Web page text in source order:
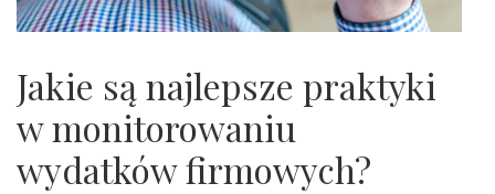
Jakie są najlepsze praktyki
w monitorowaniu
wydatków firmowych?